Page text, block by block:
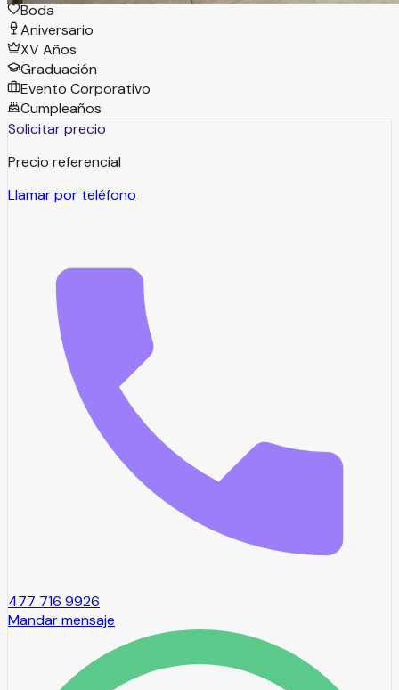
Boda
Aniversario
XV Años
Graduación
Evento Corporativo
Cumpleaños
Solicitar precio
Precio referencial
Llamar por teléfono
477 716 9926
Mandar mensaje